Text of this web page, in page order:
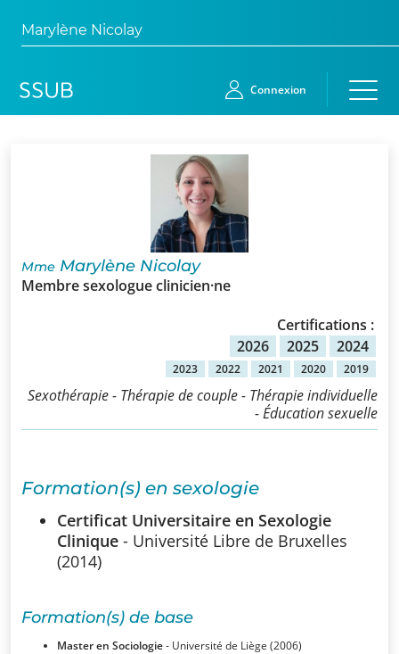
Marylène Nicolay
d’adhésion
La
sexologie
Superviseurs
Comités
Connexion
Mme Marylène Nicolay
Membre sexologue clinicien·ne
Certifications :
2026
2025 2024
2023 2022 2021 2020 2019
Sexothérapie - Thérapie de couple - Thérapie individuelle
- Éducation sexuelle
Formation(s) en sexologie
Certificat Universitaire en Sexologie
Clinique - Université Libre de Bruxelles
(2014)
Formation(s) de base
Master en Sociologie- Université de Liège (2006)